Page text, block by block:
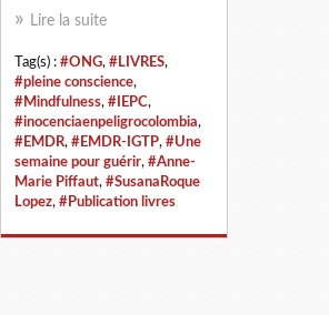
Lire la suite
Tag(s) : #ONG, #LIVRES,
#pleine conscience,
#Mindfulness, #IEPC,
#inocenciaenpeligrocolombia,
#EMDR, #EMDR-IGTP, #Une
semaine pour guérir, #Anne-
Marie Piffaut, #SusanaRoque
Lopez, #Publication livres